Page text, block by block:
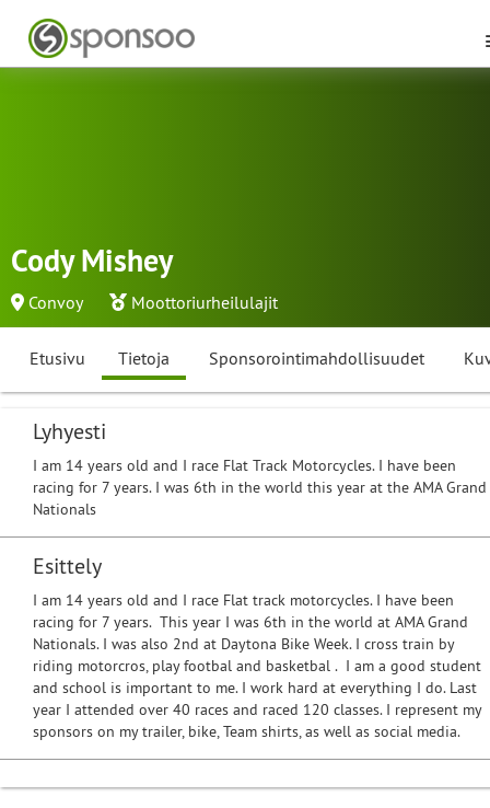
Cody Mishey
Convoy Moottoriurheilulajit
Etusivu Tietoja Sponsorointimahdollisuudet
Lyhyesti
I am 14 years old and I race Flat Track Motorcycles. I have been
racing for 7 years. I was 6th in the world this year at the AMA Grand
Nationals
Esittely
I am 14 years old and I race Flat track motorcycles. I have been
racing for 7 years. This year I was 6th in the world at AMA Grand
Nationals. I was also 2nd at Daytona Bike Week. I cross train by
riding motorcros, play footbal and basketbal . I am a good student
and school is important to me. I work hard at everything I do. Last
year I attended over 40 races and raced 120 classes. I represent my
sponsors on my trailer, bike, Team shirts, as well as social media.